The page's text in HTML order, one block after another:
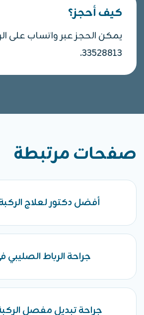
كيف أحجز؟
33528813.
صفحات مرتبطة
أفضل دكتور لعلاج
جراحة الرباط
جراحة تبديل مفصل